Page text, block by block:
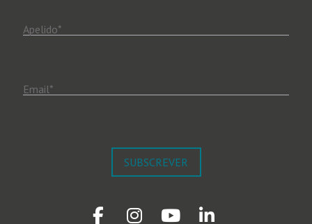
Apelido*
Email*
SUBSCREVER